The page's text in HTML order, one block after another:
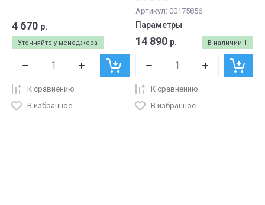
Уточняйте у менеджера
4 670 р.
К сравнению
В избранное
Артикул: 00175856
Параметры
В наличии 1
14 890 р.
К сравнению
В избранное